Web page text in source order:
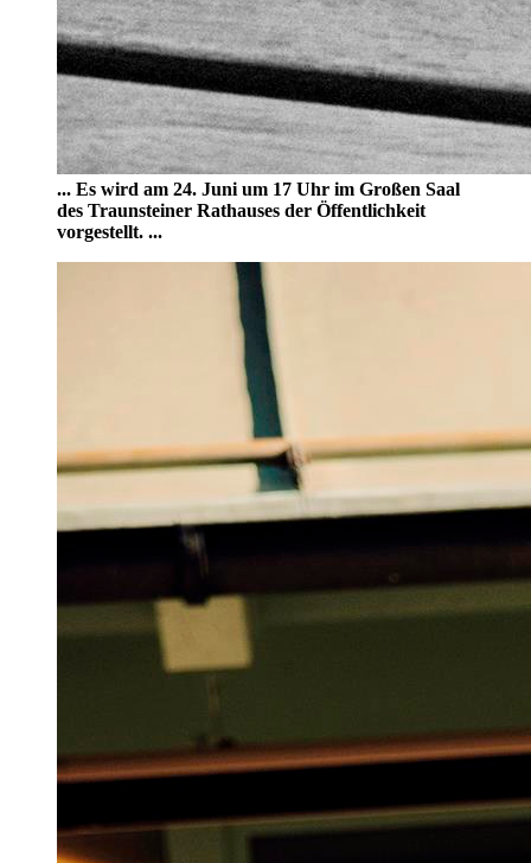
... Es wird am 24. Juni um 17 Uhr im Großen Saal
des Traunsteiner Rathauses der Öffentlichkeit
vorgestellt. ...